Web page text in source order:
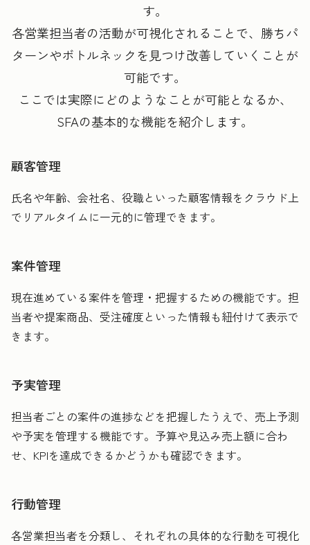
す。
各営業担当者の活動が可視化されることで、勝ちパ
ターンやボトルネックを見つけ改善していくことが
可能です。
ここでは実際にどのようなことが可能となるか、
SFAの基本的な機能を紹介します。
顧客管理
氏名や年齢、会社名、役職といった顧客情報をクラウド上
でリアルタイムに一元的に管理できます。
案件管理
現在進めている案件を管理・把握するための機能です。担
当者や提案商品、受注確度といった情報も紐付けて表示で
きます。
予実管理
担当者ごとの案件の進捗などを把握したうえで、売上予測
や予実を管理する機能です。予算や見込み売上額に合わ
せ、KPIを達成できるかどうかも確認できます。
行動管理
各営業担当者を分類し、それぞれの具体的な行動を可視化